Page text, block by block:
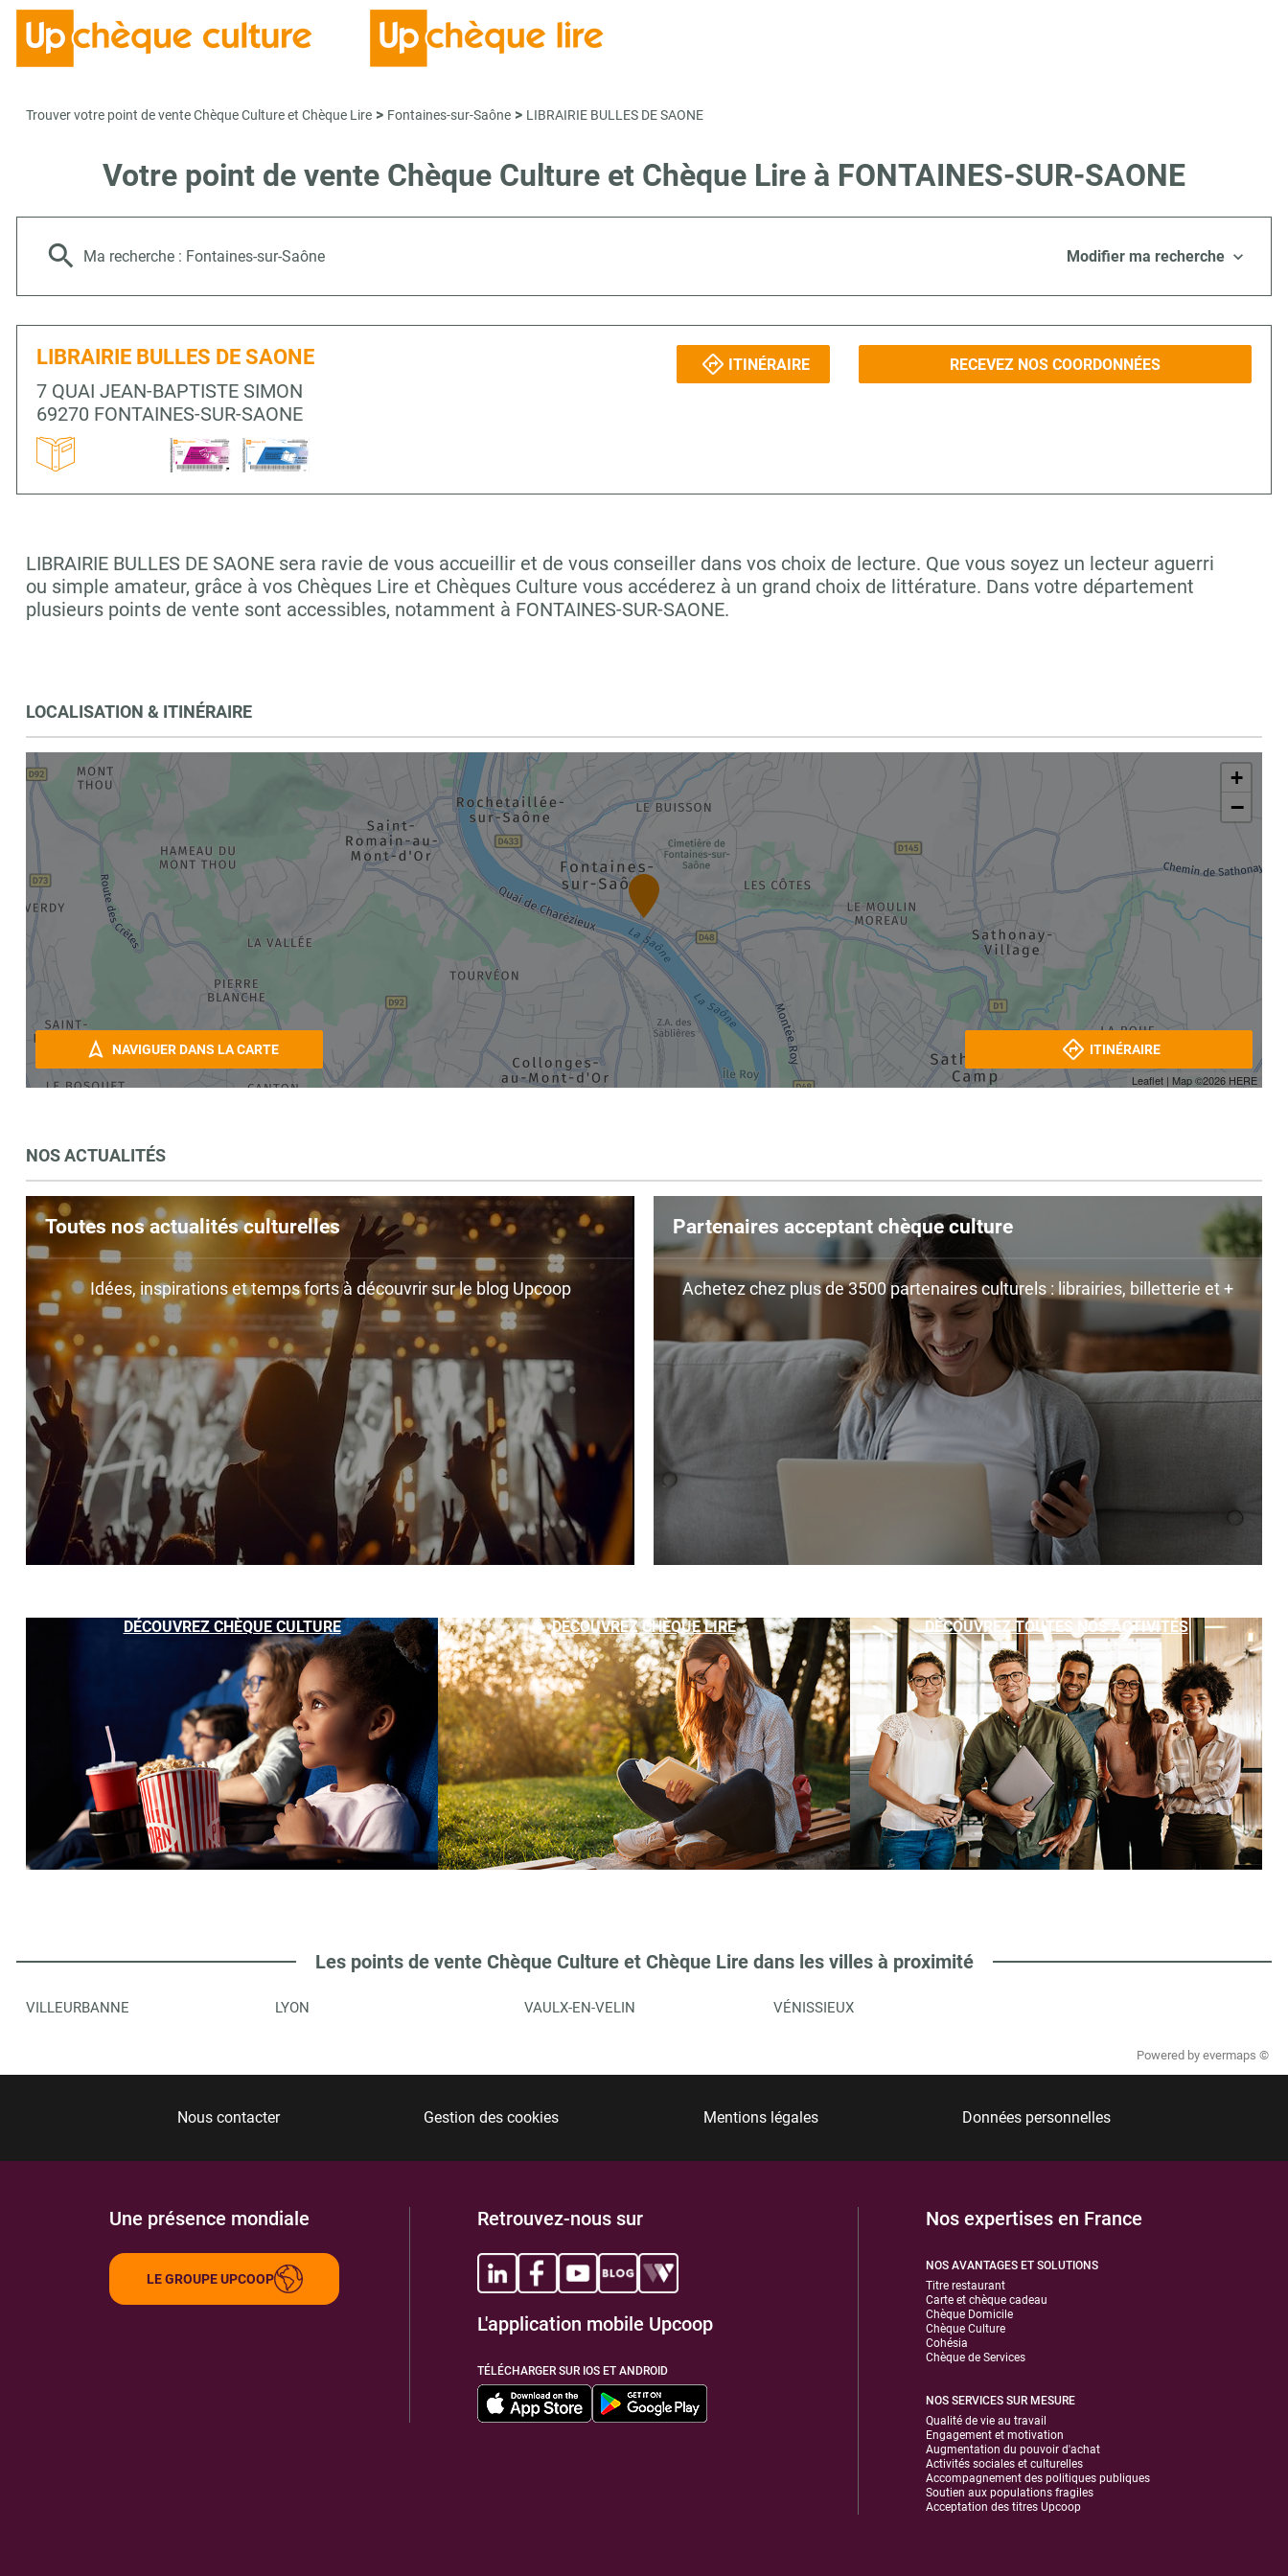
Trouver votre point de vente Chèque Culture et Chèque Lire > Fontaines-sur-Saône > LIBRAIRIE BULLES DE SAONE
Votre point de vente Chèque Culture et Chèque Lire à FONTAINES-SUR-SAONE
Ma recherche : Fontaines-sur-Saône Modifier ma recherche
LIBRAIRIE BULLES DE SAONE
7 QUAI JEAN-BAPTISTE SIMON
69270 FONTAINES-SUR-SAONE
ITINÉRAIRE RECEVEZ NOS COORDONNÉES
LIBRAIRIE BULLES DE SAONE sera ravie de vous accueillir et de vous conseiller dans vos choix de lecture. Que vous soyez un lecteur aguerri
ou simple amateur, grâce à vos Chèques Lire et Chèques Culture vous accéderez à un grand choix de littérature. Dans votre département
plusieurs points de vente sont accessibles, notamment à FONTAINES-SUR-SAONE.
LOCALISATION & ITINÉRAIRE
+
−
Leaflet | Map ©2026 HERE
NAVIGUER DANS LA CARTE ITINÉRAIRE
NOS ACTUALITÉS
Toutes nos actualités culturelles
Idées, inspirations et temps forts à découvrir sur le blog Upcoop
Partenaires acceptant chèque culture
Achetez chez plus de 3500 partenaires culturels : librairies, billetterie et +
DÉCOUVREZ CHÈQUE CULTURE DÉCOUVREZ CHÈQUE LIRE DÉCOUVREZ TOUTES NOS ACTIVITÉS
Les points de vente Chèque Culture et Chèque Lire dans les villes à proximité
VILLEURBANNE LYON VAULX-EN-VELIN VÉNISSIEUX
Powered by evermaps ©
Nous contacter Gestion des cookies Mentions légales Données personnelles
Une présence mondiale
LE GROUPE UPCOOP
Retrouvez-nous sur
L'application mobile Upcoop
TÉLÉCHARGER SUR IOS ET ANDROID
Nos expertises en France
NOS AVANTAGES ET SOLUTIONS
Titre restaurant
Carte et chèque cadeau
Chèque Domicile
Chèque Culture
Cohésia
Chèque de Services
NOS SERVICES SUR MESURE
Qualité de vie au travail
Engagement et motivation
Augmentation du pouvoir d'achat
Activités sociales et culturelles
Accompagnement des politiques publiques
Soutien aux populations fragiles
Acceptation des titres Upcoop